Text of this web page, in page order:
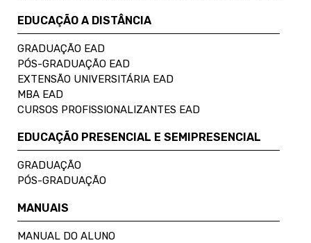
EDUCAÇÃO A DISTÂNCIA
GRADUAÇÃO EAD
PÓS-GRADUAÇÃO EAD
EXTENSÃO UNIVERSITÁRIA EAD
MBA EAD
CURSOS PROFISSIONALIZANTES EAD
EDUCAÇÃO PRESENCIAL E SEMIPRESENCIAL
GRADUAÇÃO
PÓS-GRADUAÇÃO
MANUAIS
MANUAL DO ALUNO